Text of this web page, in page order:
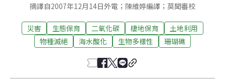
摘譯自2007年12月14日外電；陳維婷編譯；莫聞審校
災害 生態保育 二氧化碳 棲地保育
土地利用
物種滅絕
海水酸化 生物多樣性 珊瑚礁